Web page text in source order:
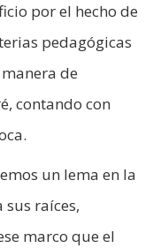
por el hecho de
pedagógicas
de
contando con
un lema en la
raíces,
marco que el